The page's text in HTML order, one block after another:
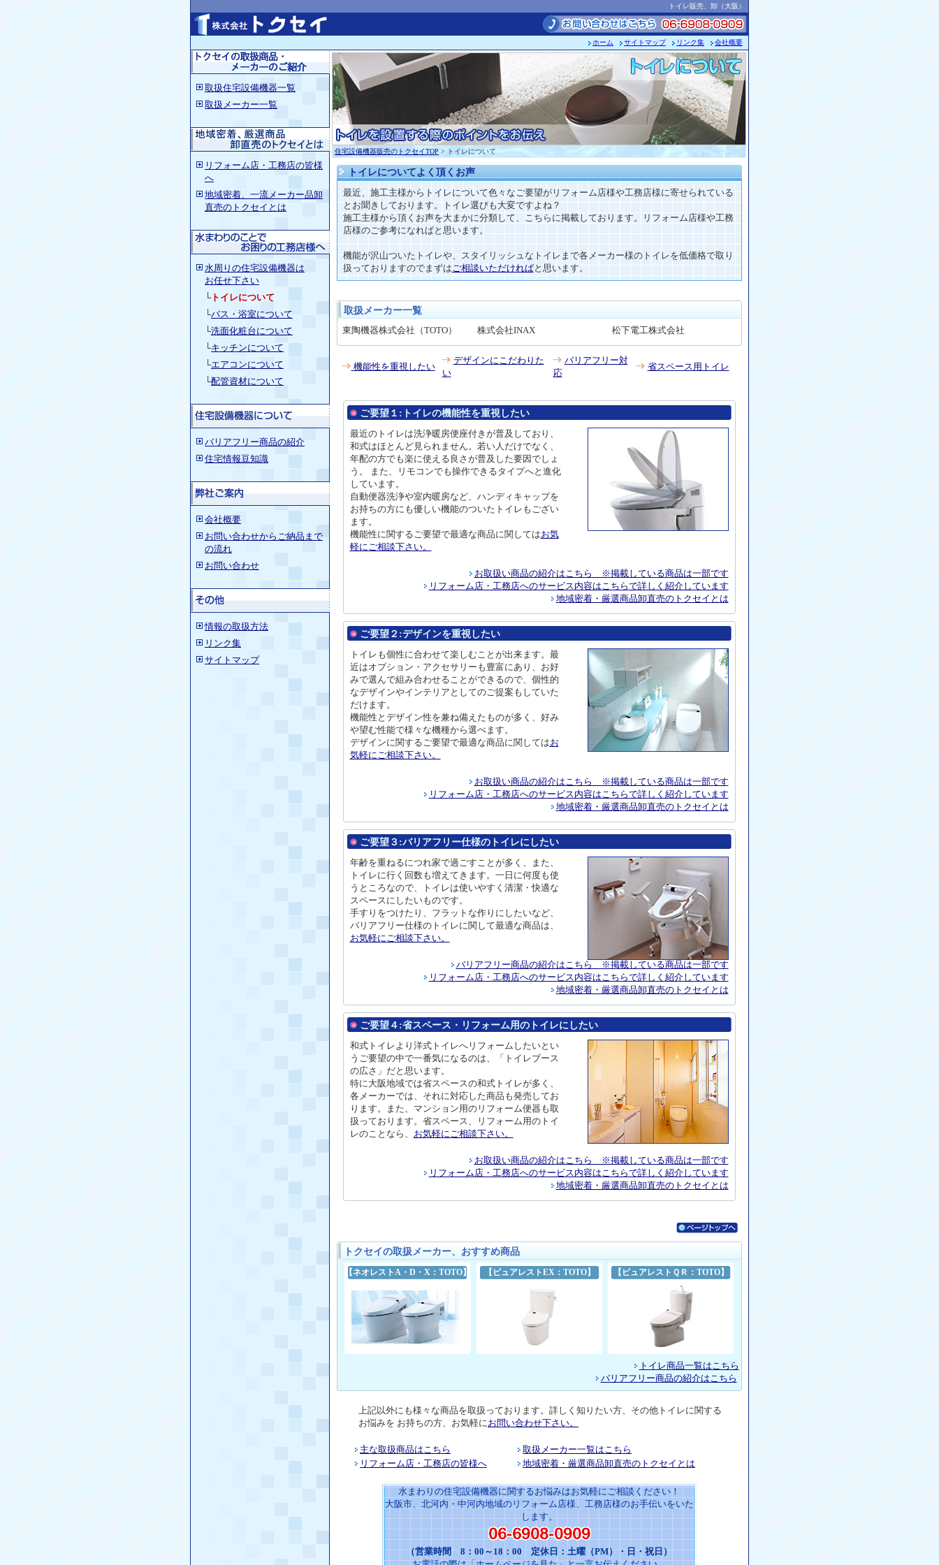
トイレ販売 卸 （大阪）
ホーム サイトマップ リンク集 会社概要
取扱住宅設備機器一覧
取扱メーカー一覧
リフォーム店・工務店の皆様
へ
地域密着、一流メーカー品卸
直売のトクセイとは
水周りの住宅設備機器は
お任せ下さい
└トイレについて
└バス・浴室について
└洗面化粧台について
└キッチンについて
└エアコンについて
└配管資材について
バリアフリー商品の紹介
住宅情報豆知識
会社概要
お問い合わせからご納品まで
の流れ
お問い合わせ
情報の取扱方法
リンク集
サイトマップ
住宅設備機器販売のトクセイTOP > トイレについて
トイレについてよく頂くお声
最近、施工主様からトイレについて色々なご要望がリフォーム店様や工務店様に寄せられている
とお聞きしております。トイレ選びも大変ですよね？
施工主様から頂くお声を大まかに分類して、こちらに掲載しております。リフォーム店様や工務
店様のご参考になればと思います。
機能が沢山ついたトイレや、スタイリッシュなトイレまで各メーカー様のトイレを低価格で取り
扱っておりますのでまずはご相談いただければと思います。
取扱メーカー一覧
東陶機器株式会社（TOTO）
株式会社INAX 松下電工株式会社
機能性を重視したい
デザインにこだわりた
い
バリアフリー対
応
省スペース用トイレ
ご要望１: トイレの機能性を重視したい
最近のトイレは洗浄暖房便座付きが普及しており、
和式はほとんど見られません。若い人だけでなく、
年配の方でも楽に使える良さが普及した要因でしょ
う。 また、リモコンでも操作できるタイプへと進化
しています。
自動便器洗浄や室内暖房など、ハンディキャップを
お持ちの方にも優しい機能のついたトイレもござい
ます。
機能性に関するご要望で最適な商品に関してはお気
軽にご相談下さい。
お取扱い商品の紹介はこちら ※掲載している商品は一部です
リフォーム店・工務店へのサービス内容はこちらで詳しく紹介しています
地域密着・厳選商品卸直売のトクセイとは
ご要望２:デザインを重視したい
トイレ も個性に合わせて楽しむことが出来ます。最
近はオプション・アクセサリーも豊富にあり、お好
みで選んで組み合わせることができるので、個性的
なデザインやインテリアとしてのご提案もしていた
だけます。
機能性とデザイン性を兼ね備えたものが多く、好み
や望む性能で様々な機種から選べます。
デザインに関するご要望で最適な商品に関してはお
気軽にご相談下さい。
お取扱い商品の紹介はこちら ※掲載している商品は一部です
リフォーム店・工務店へのサービス内容はこちらで詳しく紹介しています
地域密着・厳選商品卸直売のトクセイとは
ご要望３:バリアフリー仕様のトイレにしたい
年齢を重ねるにつれ家で過ごすことが多く、また、
トイレに行く回数も増えてきます。一日に何度も使
うところなので、トイレは使いやすく清潔・快適な
スペースにしたいものです。
手すりをつけたり、フラットな作りにしたいなど、
バリアフリー仕様のトイレに関して最適な商品は、
お気軽にご相談下さい。
バリアフリー商品の紹介はこちら ※掲載している商品は一部です
リフォーム店・工務店へのサービス内容はこちらで詳しく紹介しています
地域密着・厳選商品卸直売のトクセイとは
ご要望４:省スペース・リフォーム用のトイレにしたい
和式トイレより洋式トイレへリフォームしたいとい
うご要望の中で一番気になるのは、「トイレブース
の広さ」だと思います。
特に大阪地域では省スペースの和式トイレが多く、
各メーカーでは、それに対応した商品も発売してお
ります。また、マンション用のリフォーム便器も取
扱っております。省スペース、リフォーム用のトイ
レのことなら、 お気軽にご相談下さい。
お取扱い商品の紹介はこちら ※掲載している商品は一部です
リフォーム店・工務店へのサービス内容はこちらで詳しく紹介しています
地域密着・厳選商品卸直売のトクセイとは
トクセイの取扱メーカー、おすすめ商品
【ネオレストA・D・X：TOTO】 【ピュアレストEX：TOTO】 【ピュアレストＱＲ：TOTO】
トイレ商品一覧はこちら
バリアフリー商品の紹介はこちら
上記以外にも様々な商品を取扱っております。詳しく知りたい方、その他 トイレに関する
お悩みを お持ちの方、お気軽にお問い合わせ下さい。
主な取扱商品はこちら
取扱メーカー一覧はこちら
リフォーム店・工務店の皆様へ
地域密着・厳選商品卸直売のトクセイとは
水まわりの住宅設備機器に関するお悩みはお気軽にご相談ください！
大阪市、北河内・中河内地域のリフォーム店様、工務店様のお手伝いをいた
します。
（営業時間 8：00～18：00 定休日：土曜（PM）・日・祝日）